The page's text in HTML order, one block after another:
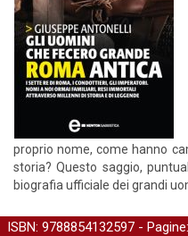
proprio nome, come hanno
storia? Questo saggio,
biografia ufficiale dei grandi
ISBN: 9788854132597 -